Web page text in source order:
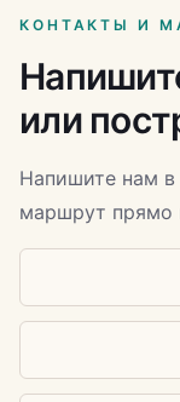
КОНТАКТЫ И
или
Напишите нам в
маршрут прямо